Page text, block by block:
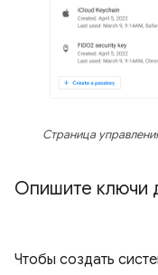
Страница
Опишите ключи
Чтобы создать